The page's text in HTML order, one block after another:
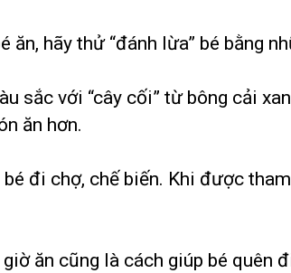
hãy thử “đánh lừa” bé bằng
sắc với “cây cối” từ bông cải
ăn hơn.
đi chợ, chế biến. Khi được
ăn cũng là cách giúp bé quên